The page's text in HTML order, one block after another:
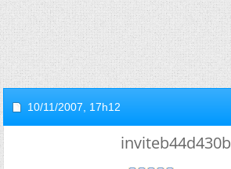
10/11/2007, 17h12
inviteb44d430b